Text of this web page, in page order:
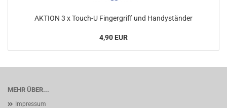
AKTION 3 x Touch-U Fingergriff und Handyständer
4,90 EUR
MEHR ÜBER...
Impressum